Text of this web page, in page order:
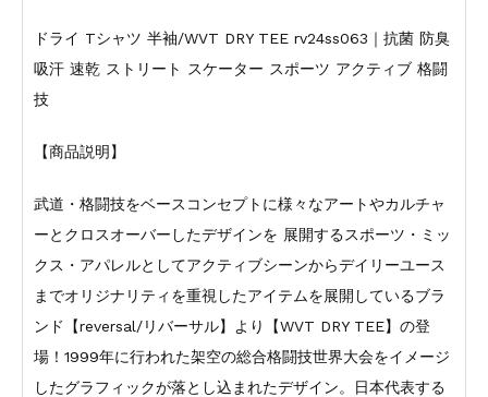
ドライ Tシャツ 半袖/WVT DRY TEE rv24ss063｜抗菌 防臭
吸汗 速乾 ストリート スケーター スポーツ アクティブ 格闘
技
【商品説明】
武道・格闘技をベースコンセプトに様々なアートやカルチャ
ーとクロスオーバーしたデザインを 展開するスポーツ・ミッ
クス・アパレルとしてアクティブシーンからデイリーユース
までオリジナリティを重視したアイテムを展開しているブラ
ンド【reversal/リバーサル】より【WVT DRY TEE】の登
場！1999年に行われた架空の総合格闘技世界大会をイメージ
したグラフィックが落とし込まれたデザイン。日本代表する